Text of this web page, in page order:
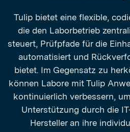
Tulip bietet eine flexible,
die den Laborbetrieb
steuert, Prüfpfade für die
automatisiert und
bietet. Im Gegensatz zu
können Labore mit Tulip
kontinuierlich verbessern,
Unterstützung durch die
Hersteller an ihre